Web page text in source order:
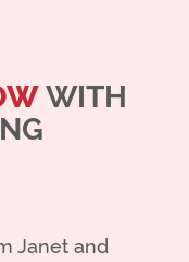
WITH
Janet and